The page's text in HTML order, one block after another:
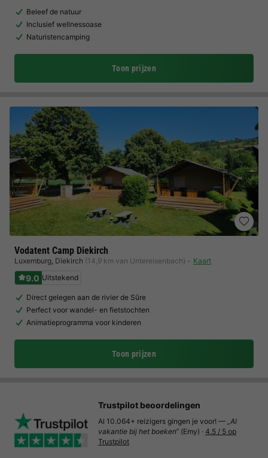
Beleef de natuur
Inclusief wellnessoase
Naturistencamping
Toon prijzen
Vodatent Camp Diekirch
Luxemburg, Diekirch (14,9 km van Untereisenbach) Kaart
9.0 Uitstekend
Direct gelegen aan de rivier de Sûre
Perfect voor wandel- en fietstochten
Animatieprogramma voor kinderen
Toon prijzen
Trustpilot beoordelingen
Al 10.064+ reizigers gingen je voor! — „Al
vakantie bij het boeken“ (Emy) · 4.5 / 5 op
Trustpilot